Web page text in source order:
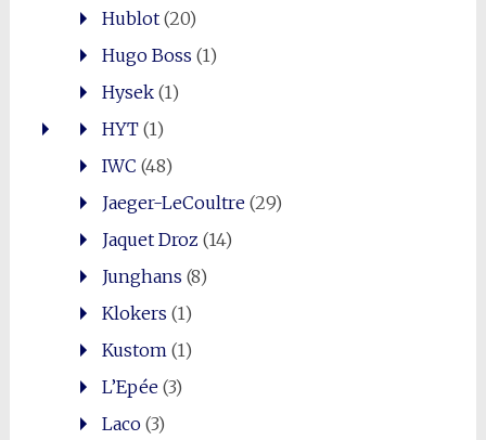
Hublot(20)
Hugo Boss (1)
Hysek(1)
HYT(1)
IWC (48)
Jaeger-LeCoultre(29)
Jaquet Droz (14)
Junghans (8)
Klokers (1)
Kustom(1)
L’Epée(3)
Laco(3)